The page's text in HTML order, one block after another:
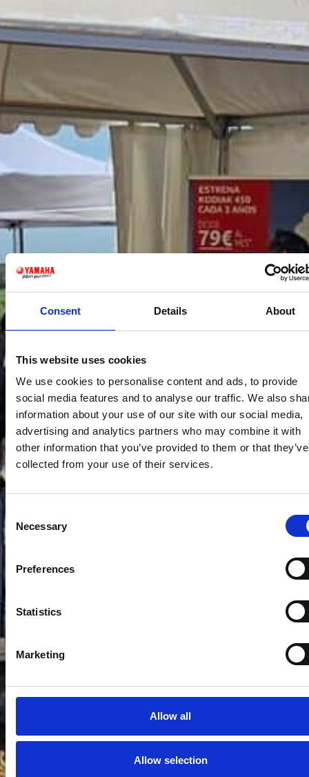
Consent Details About
This website uses cookies
We use cookies to personalise content and ads, to provide
social media features and to analyse our traffic. We also
information about your use of our site with our social media,
advertising and analytics partners who may combine it with
other information that you’ve provided to them or that they’ve
collected from your use of their services.
Selection
Necessary
Preferences
Statistics
Marketing
Allow all
Allow selection